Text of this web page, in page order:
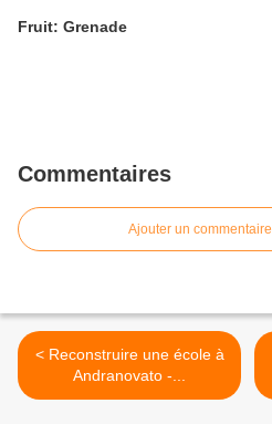
Fruit: Grenade
Commentaires
Ajouter un commentaire
< Reconstruire une école à
Andranovato -...